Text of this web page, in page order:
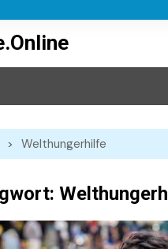
Welthungerhilfe